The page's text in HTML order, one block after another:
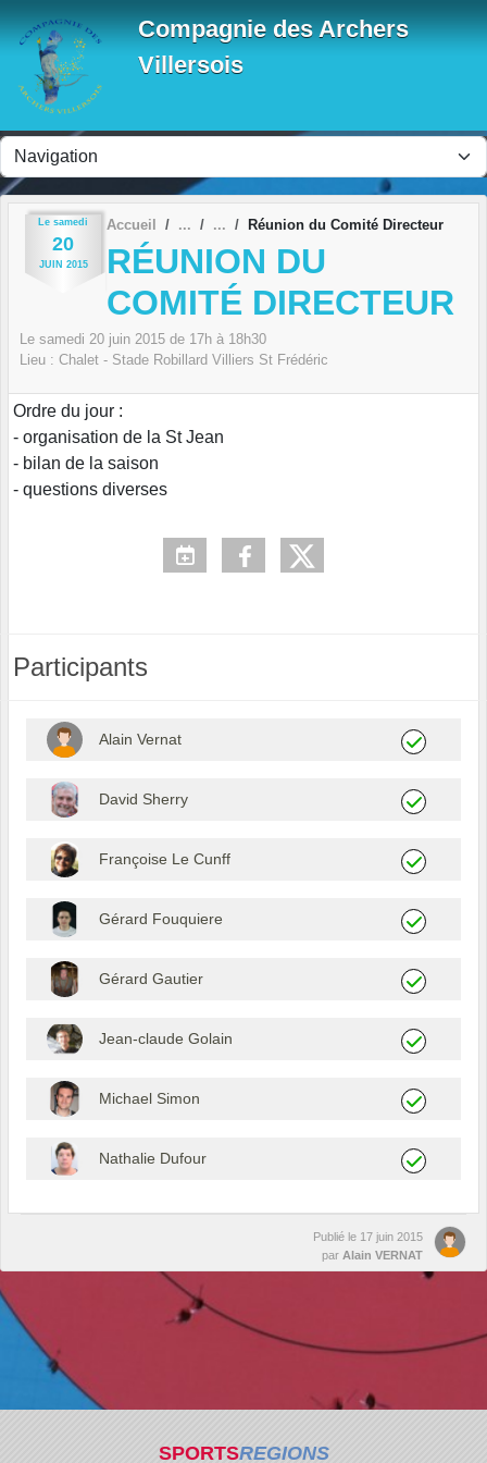
Compagnie des Archers
Villersois
Le samedi
20
JUIN 2015
Accueil Réunion du Comité Directeur
RÉUNION DU
COMITÉ DIRECTEUR
Le samedi 20 juin 2015 de 17h à 18h30
Lieu : Chalet - Stade Robillard Villiers St Frédéric
Ordre du jour :
- organisation de la St Jean
- bilan de la saison
- questions diverses
Participants
Alain Vernat
David Sherry
Françoise Le Cunff
Gérard Fouquiere
Gérard Gautier
Jean-claude Golain
Michael Simon
Nathalie Dufour
Publié le 17 juin 2015
par Alain VERNAT
SPORTSREGIONS